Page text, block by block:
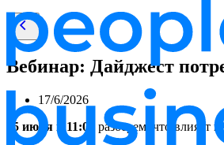
Вебинар: Дайджест
17/6/2026
25 июня в 11:00 разберем, что влияет